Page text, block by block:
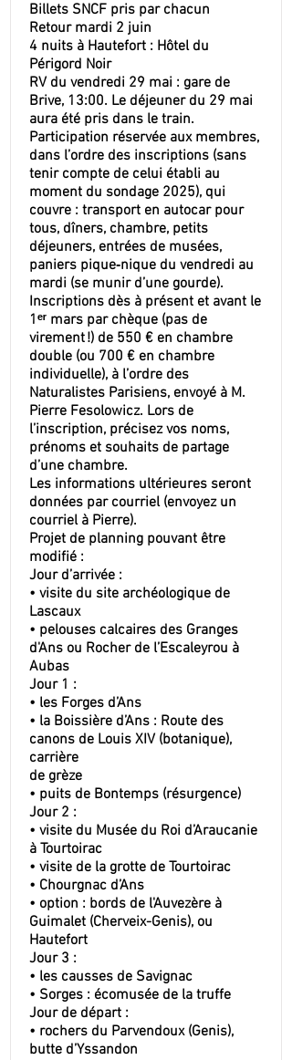
Billets SNCF pris par chacun
Retour mardi 2 juin
4 nuits à Hautefort : Hôtel du
Périgord Noir
RV du vendredi 29 mai : gare de
Brive, 13:00. Le déjeuner du 29 mai
aura été pris dans le train.
Participation réservée aux membres,
dans l’ordre des inscriptions (sans
tenir compte de celui établi au
moment du sondage 2025), qui
couvre : transport en autocar pour
tous, dîners, chambre, petits
déjeuners, entrées de musées,
paniers pique‐nique du vendredi au
mardi (se munir d’une gourde).
Inscriptions dès à présent et avant le
1ᵉʳ mars par chèque (pas de
virement !) de 550 € en chambre
double (ou 700 € en chambre
individuelle), à l’ordre des
Naturalistes Parisiens, envoyé à M.
Pierre Fesolowicz. Lors de
l’inscription, précisez vos noms,
prénoms et souhaits de partage
d’une chambre.
Les informations ultérieures seront
données par courriel (envoyez un
courriel à Pierre).
Projet de planning pouvant être
modifié :
Jour d’arrivée :
• visite du site archéologique de
Lascaux
• pelouses calcaires des Granges
d'Ans ou Rocher de l’Escaleyrou à
Aubas
Jour 1 :
• les Forges d’Ans
• la Boissière d’Ans : Route des
canons de Louis XIV (botanique),
carrière
de grèze
• puits de Bontemps (résurgence)
Jour 2 :
• visite du Musée du Roi d’Araucanie
à Tourtoirac
• visite de la grotte de Tourtoirac
• Chourgnac d’Ans
• option : bords de l'Auvezère à
Guimalet (Cherveix-Genis), ou
Hautefort
Jour 3 :
• les causses de Savignac
• Sorges : écomusée de la truffe
Jour de départ :
• rochers du Parvendoux (Genis),
butte d’Yssandon